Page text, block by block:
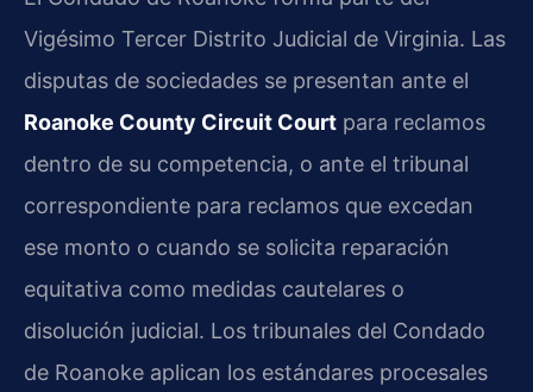
Vigésimo Tercer Distrito Judicial de Virginia. Las
disputas de sociedades se presentan ante el
Roanoke County Circuit Court para reclamos
dentro de su competencia, o ante el tribunal
correspondiente para reclamos que excedan
ese monto o cuando se solicita reparación
equitativa como medidas cautelares o
disolución judicial. Los tribunales del Condado
de Roanoke aplican los estándares procesales